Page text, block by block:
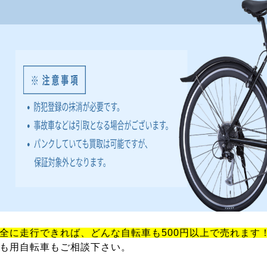
に走行できれば、どんな自転車も500円以上で売れます
用自転車もご相談下さい。